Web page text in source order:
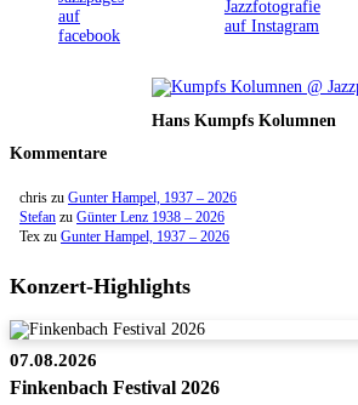
Hans Kumpfs Kolumnen
Kommentare
chris zu Gunter Hampel, 1937 – 2026
Stefan zu Günter Lenz 1938 – 2026
Tex zu Gunter Hampel, 1937 – 2026
Konzert-Highlights
07.08.2026
Finkenbach Festival 2026